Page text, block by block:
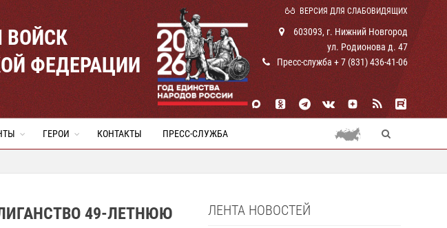
ВЕРСИЯ ДЛЯ СЛАБОВИДЯЩИХ
ВОЙСК
ФЕДЕРАЦИИ
603093, г. Нижний Новгород
ул. Родионова д. 47
Пресс-служба + 7 (831) 436-41-06
ГЕРОИ КОНТАКТЫ ПРЕСС-СЛУЖБА
49-ЛЕТНЮЮ
ЛЕНТА НОВОСТЕЙ